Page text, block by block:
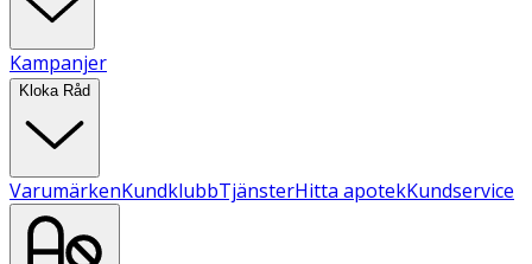
Kampanjer
Kloka Råd
VarumärkenKundklubbTjänsterHitta apotekKundservice